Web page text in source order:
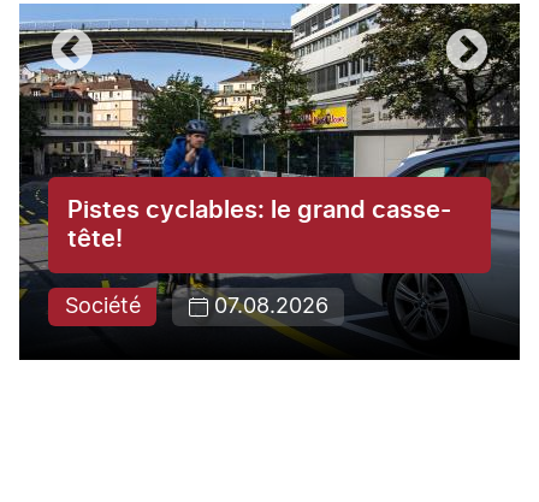
Pistes cyclables: le grand casse-
tête!
Société 07.08.2026